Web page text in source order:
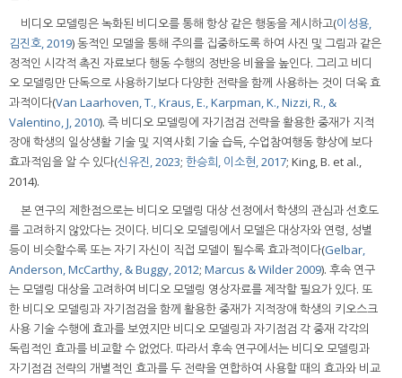
비디오 모델링은 녹화된 비디오를 통해 항상 같은 행동을 제시하고(이성용,
김진호, 2019) 동적인 모델을 통해 주의를 집중하도록 하여 사진 및 그림과 같은
정적인 시각적 촉진 자료보다 행동 수행의 정반응 비율을 높인다. 그리고 비디
오 모델링만 단독으로 사용하기보다 다양한 전략을 함께 사용하는 것이 더욱 효
과적이다(Van Laarhoven, T., Kraus, E., Karpman, K., Nizzi, R., &
Valentino, J, 2010). 즉 비디오 모델링에 자기점검 전략을 활용한 중재가 지적
장애 학생의 일상생활 기술 및 지역사회 기술 습득, 수업참여행동 향상에 보다
효과적임을 알 수 있다(신유진, 2023; 한승희, 이소현, 2017; King, B. et al.,
2014).
본 연구의 제한점으로는 비디오 모델링 대상 선정에서 학생의 관심과 선호도
를 고려하지 않았다는 것이다. 비디오 모델링에서 모델은 대상자와 연령, 성별
등이 비슷할수록 또는 자기 자신이 직접 모델이 될수록 효과적이다(Gelbar,
Anderson, McCarthy, & Buggy, 2012; Marcus & Wilder 2009). 후속 연구
는 모델링 대상을 고려하여 비디오 모델링 영상자료를 제작할 필요가 있다. 또
한 비디오 모델링과 자기점검을 함께 활용한 중재가 지적장애 학생의 키오스크
사용 기술 수행에 효과를 보였지만 비디오 모델링과 자기점검 각 중재 각각의
독립적인 효과를 비교할 수 없었다. 따라서 후속 연구에서는 비디오 모델링과
자기점검 전략의 개별적인 효과를 두 전략을 연합하여 사용할 때의 효과와 비교